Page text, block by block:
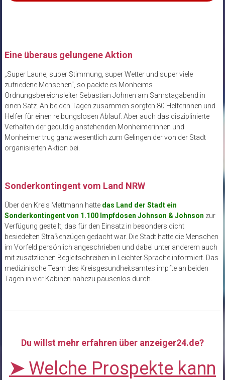
Eine überaus gelungene Aktion
„Super Laune, super Stimmung, super Wetter und super viele
zufriedene Menschen“, so packte es Monheims
Ordnungsbereichsleiter Sebastian Johnen am Samstagabend in
einen Satz. An beiden Tagen zusammen sorgten 80 Helferinnen und
Helfer für einen reibungslosen Ablauf. Aber auch das disziplinierte
Verhalten der geduldig anstehenden Monheimerinnen und
Monheimer trug ganz wesentlich zum Gelingen der von der Stadt
organisierten Aktion bei.
Sonderkontingent vom Land NRW
Über den Kreis Mettmann hatte das Land der Stadt ein
Sonderkontingent von 1.100 Impfdosen Johnson & Johnson zur
Verfügung gestellt, das für den Einsatz in besonders dicht
besiedelten Straßenzügen gedacht war. Die Stadt hatte die Menschen
im Vorfeld persönlich angeschrieben und dabei unter anderem auch
mit zusätzlichen Begleitschreiben in Leichter Sprache informiert. Das
medizinische Team des Kreisgesundheitsamtes impfte an beiden
Tagen in vier Kabinen nahezu pausenlos durch.
Du willst mehr erfahren über anzeiger24.de?
➤ Welche Prospekte kann